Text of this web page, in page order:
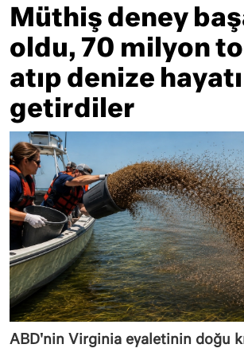
Müthiş deney
oldu, 70 milyon
atıp denize
getirdiler
ABD'nin Virginia eyaletinin doğu